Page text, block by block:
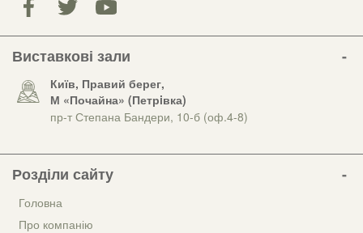
Виставкові зали
Київ, Правий берег,
М «Почайна» (Петрiвка)
пр-т Степана Бандери, 10-б (оф.4-8)
Розділи сайту
Головна
Про компанію